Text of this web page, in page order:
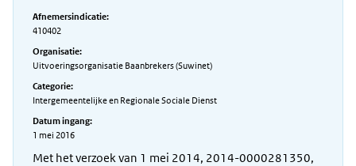
Afnemersindicatie:
410402
Organisatie:
Uitvoeringsorganisatie Baanbrekers (Suwinet)
Categorie:
Intergemeentelijke en Regionale Sociale Dienst
Datum ingang:
1 mei 2016
Met het verzoek van 1 mei 2014, 2014-0000281350,